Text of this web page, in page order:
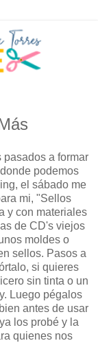
a formar
podemos
el sábado me
mi, "Sellos
y con materiales
de CD's viejos
moldes o
sellos. Pasos a
si quieres
sin tinta o un
Luego pégalos
antes de usar
los probé y la
quienes nos